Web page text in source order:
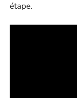
étape.